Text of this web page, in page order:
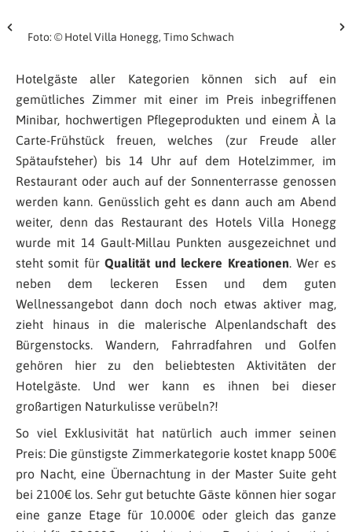
Foto: © Hotel Villa Honegg, Timo Schwach
Hotelgäste aller Kategorien können sich auf ein
gemütliches Zimmer mit einer im Preis inbegriffenen
Minibar, hochwertigen Pflegeprodukten und einem À la
Carte-Frühstück freuen, welches (zur Freude aller
Spätaufsteher) bis 14 Uhr auf dem Hotelzimmer, im
Restaurant oder auch auf der Sonnenterrasse genossen
werden kann. Genüsslich geht es dann auch am Abend
weiter, denn das Restaurant des Hotels Villa Honegg
wurde mit 14 Gault-Millau Punkten ausgezeichnet und
steht somit für Qualität und leckere Kreationen. Wer es
neben dem leckeren Essen und dem guten
Wellnessangebot dann doch noch etwas aktiver mag,
zieht hinaus in die malerische Alpenlandschaft des
Bürgenstocks. Wandern, Fahrradfahren und Golfen
gehören hier zu den beliebtesten Aktivitäten der
Hotelgäste. Und wer kann es ihnen bei dieser
großartigen Naturkulisse verübeln?!
So viel Exklusivität hat natürlich auch immer seinen
Preis: Die günstigste Zimmerkategorie kostet knapp 500€
pro Nacht, eine Übernachtung in der Master Suite geht
bei 2100€ los. Sehr gut betuchte Gäste können hier sogar
eine ganze Etage für 10.000€ oder gleich das ganze